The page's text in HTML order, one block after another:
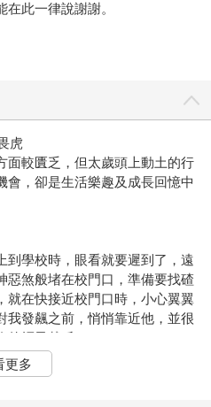
在此一律說謝謝。
虎
面較匱乏，但太歲頭上動土的行
會，卻是生活樂趣及成長回憶中
到學校時，眼看就要遲到了，遠
惡煞般堵在校門口，準備要找碴
就在快接近校門口時，小心翼翼
我發飆之前，悄悄靠近他，並很
帽子戴反了。」
為圓形和船形兩種，而船形帽上
教官聽完我的話嚇了一跳，雖然
更多